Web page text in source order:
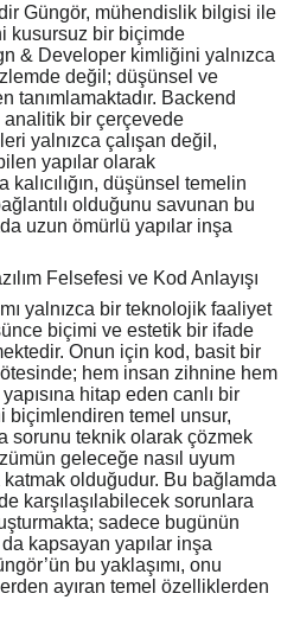
Güngör, mühendislik bilgisi ile
kusursuz bir biçimde
& Developer kimliğini yalnızca
değil; düşünsel ve
tanımlamaktadır. Backend
analitik bir çerçevede
yalnızca çalışan değil,
yapılar olarak
kalıcılığın, düşünsel temelin
olduğunu savunan bu
uzun ömürlü yapılar inşa
Felsefesi ve Kod Anlayışı
yalnızca bir teknolojik faaliyet
biçimi ve estetik bir ifade
Onun için kod, basit bir
hem insan zihnine hem
hitap eden canlı bir
biçimlendiren temel unsur,
sorunu teknik olarak çözmek
geleceğe nasıl uyum
katmak olduğudur. Bu bağlamda
karşılaşılabilecek sorunlara
sadece bugünün
da kapsayan yapılar inşa
bu yaklaşımı, onu
ayıran temel özelliklerden